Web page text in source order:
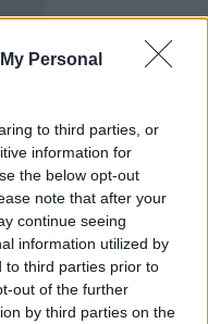
Personal
to third parties, or
information for
the below opt-out
note that after your
continue seeing
information utilized by
to third parties prior to
out of the further
by third parties on the
το Archos 55
λάτρεις των selfies
8MP που
Qualcomm
για ενισχυμένη